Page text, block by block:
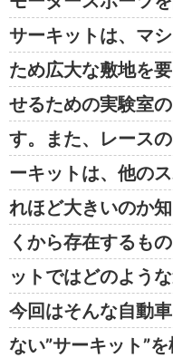
サーキットは、マ
ため広大な敷地を
せるための実験室
す。また、レース
ーキットは、他の
れほど大きいのか
くから存在するも
ットではどのよう
今回はそんな自動
ない”サーキット”